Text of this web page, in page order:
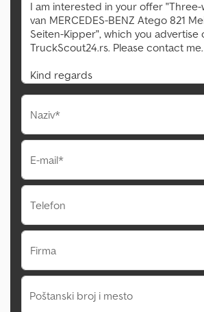
Naziv*
E-mail*
Telefon
Firma
Poštanski broj i mesto